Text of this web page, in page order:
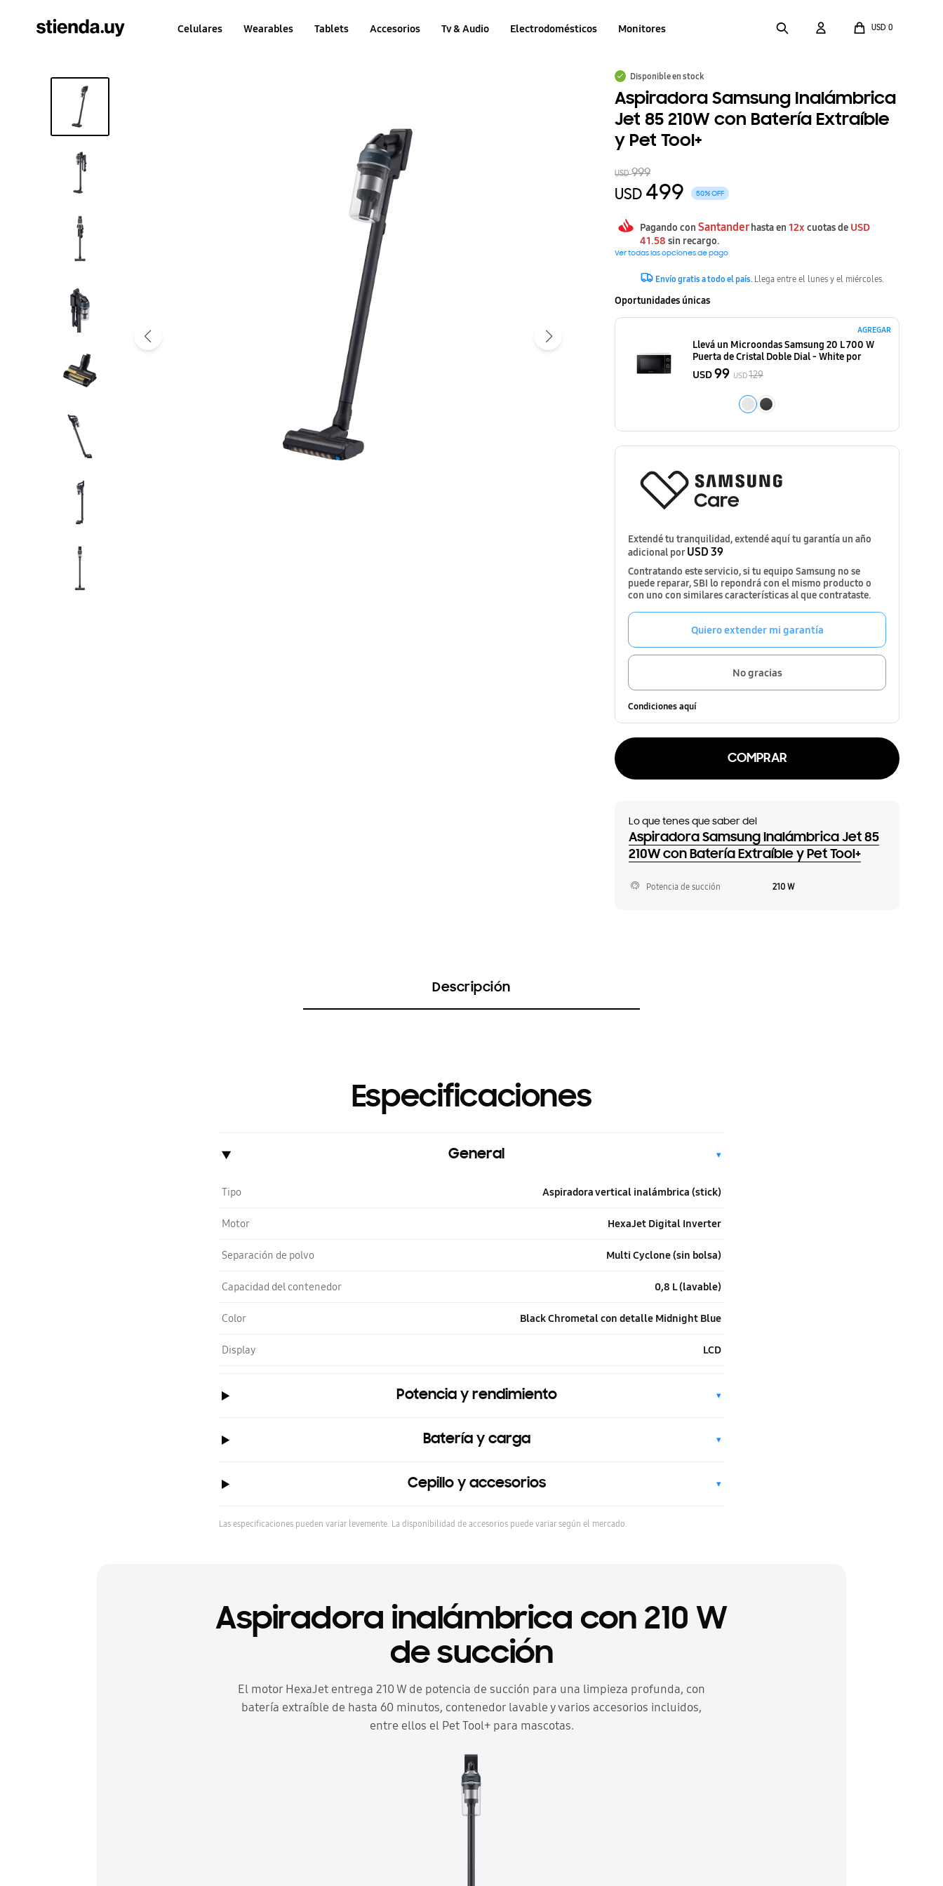
Celulares Wearables Tablets Accesorios Tv & Audio Electrodomésticos Monitores USD 0
Disponible en stock
Aspiradora Samsung Inalámbrica
Jet 85 210W con Batería Extraíble
y Pet Tool+
USD 999
USD 499 50
Pagando con Santander hasta en 12x cuotas de USD
41.58 sin recargo.
Ver todas las opciones de pago
Envío gratis a todo el país. Llega entre el lunes y el miércoles.
Oportunidades únicas
AGREGAR
Llevá un Microondas Samsung 20 L 700 W
Puerta de Cristal Doble Dial - White por
USD99 USD129
Extendé tu tranquilidad, extendé aquí tu garantía un año
adicional porUSD 39
Contratando este servicio, si tu equipo Samsung no se
puede reparar, SBI lo repondrá con el mismo producto o
con uno con similares características al que contrataste.
Quiero extender mi garantía
No gracias
Condiciones aquí
COMPRAR
Lo que tenes que saber del
Aspiradora Samsung Inalámbrica Jet 85
210W con Batería Extraíble y Pet Tool+
Potencia de succión 210 W
Descripción
Especificaciones
General ▾
Tipo Aspiradora vertical inalámbrica (stick)
Motor HexaJet Digital Inverter
Separación de polvo Multi Cyclone (sin bolsa)
Capacidad del contenedor 0,8 L (lavable)
Color Black Chrometal con detalle Midnight Blue
Display LCD
Potencia y rendimiento ▾
Batería y carga ▾
Cepillo y accesorios ▾
Las especificaciones pueden variar levemente. La disponibilidad de accesorios puede variar según el mercado.
Aspiradora inalámbrica con 210 W
de succión
El motor HexaJet entrega 210 W de potencia de succión para una limpieza profunda, con
batería extraíble de hasta 60 minutos, contenedor lavable y varios accesorios incluidos,
entre ellos el Pet Tool+ para mascotas.